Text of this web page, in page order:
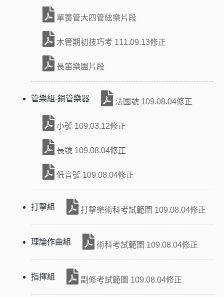
單簧管大四管絃樂片段
木管期初技巧考 111.09.13修正
長笛樂團片段
管樂組-銅管樂器 法國號 109.08.04修正
小號 109.03.12修正
長號 109.08.04修正
低音號 109.08.04修正
打擊組 打擊樂術科考試範圍 109.08.04修正
理論作曲組 術科考試範圍 109.08.04修正
指揮組 副修考試範圍 109.08.04修正